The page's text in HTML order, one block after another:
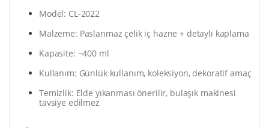
Model: CL-2022
Malzeme: Paslanmaz çelik iç hazne + detaylı kaplama
Kapasite: ~400 ml
Kullanım: Günlük kullanım, koleksiyon, dekoratif amaç
Temizlik: Elde yıkanması önerilir, bulaşık makinesi
tavsiye edilmez